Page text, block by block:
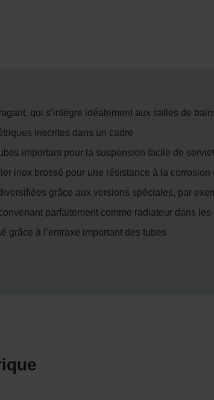
qui s’intègre idéalement aux salles de
inscrites dans un cadre
important pour la suspension facile de
inox brossé pour une résistance à la corrosion
grâce aux versions spéciales, par
parfaitement comme radiateur dans
grâce à l’entraxe important des tubes